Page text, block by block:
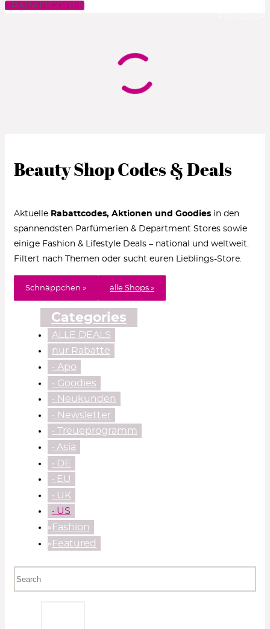
RABATTCODES
Beauty Shop Codes & Deals
Aktuelle Rabattcodes, Aktionen und Goodies in den
spannendsten Parfümerien & Department Stores sowie
einige Fashion & Lifestyle Deals – national und weltweit.
Filtert nach Themen oder sucht euren Lieblings-Store.
Schnäppchen » alle Shops »
Categories
ALLE DEALS
nur Rabatte
• Apo
• Goodies
• Neukunden
• Newsletter
• Treueprogramm
‧ Asia
‧ DE
‧ EU
‧ UK
‧ US
⃘Fashion
⃘Featured